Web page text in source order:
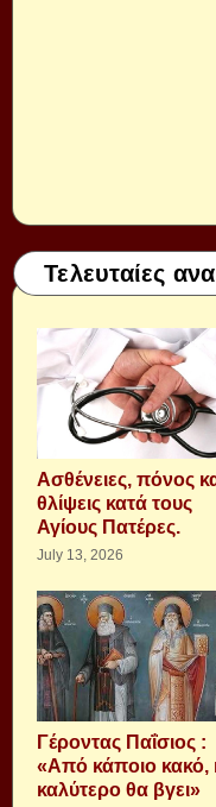
Τελευταίες
Aσθένειες, πόνος
θλίψεις κατά τους
Αγίους Πατέρες.
July 13, 2026
Γέροντας Παΐσιος :
«Από κάποιο κακό,
καλύτερο θα βγει»